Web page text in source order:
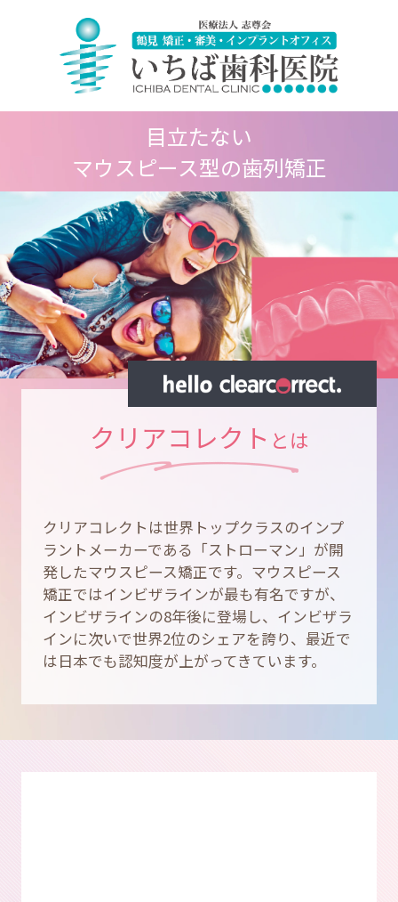
目立たない
マウスピース型の歯列矯正
クリアコレクト とは
クリアコレクトは世界トップクラスのインプ
ラントメーカーである「ストローマン」が開
発したマウスピース矯正です。マウスピース
矯正ではインビザラインが最も有名ですが、
インビザラインの8年後に登場し、インビザラ
インに次いで世界2位のシェアを誇り、最近で
は日本でも認知度が上がってきています。